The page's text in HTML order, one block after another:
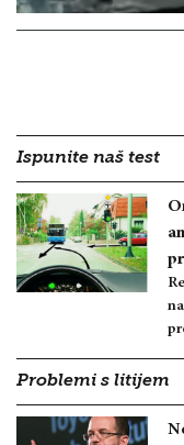
Ispunite naš test
Problemi s litijem